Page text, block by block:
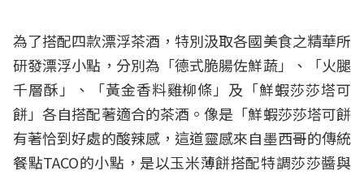
為了搭配四款漂浮茶酒，特別汲取各國美食之精華所
研發漂浮小點，分別為「德式脆腸佐鮮蔬」、「火腿
千層酥」、「黃金香料雞柳條」及「鮮蝦莎莎塔可
餅」各自搭配著適合的茶酒。像是「鮮蝦莎莎塔可餅
有著恰到好處的酸辣感，這道靈感來自墨西哥的傳統
餐點TACO的小點，是以玉米薄餅搭配特調莎莎醬與